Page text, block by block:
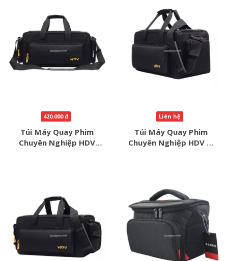
420.000 đ
Túi Máy Quay Phim
Chuyên Nghiệp HDV
Liên hệ
Túi Máy Quay Phim
Chuyên Nghiệp HDV M